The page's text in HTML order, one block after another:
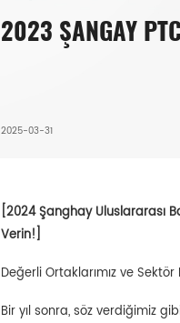
2023 ŞANGAY
2025-03-31
[2024 Şanghay Uluslararası
Verin!]
Değerli Ortaklarımız ve Sektör
Bir yıl sonra, söz verdiğimiz